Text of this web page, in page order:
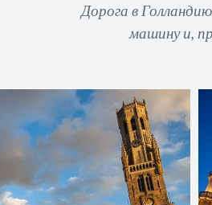
Дорога в
машину и,